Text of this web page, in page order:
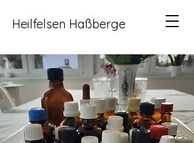
Heilfelsen Haßberge